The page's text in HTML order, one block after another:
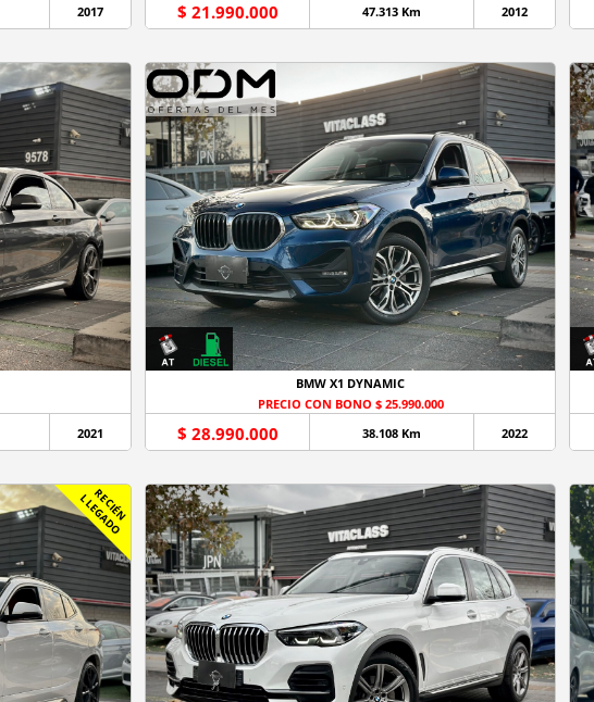
2017 $ 21.990.000 47.313 Km 2012
2021
BMW X1 DYNAMIC
PRECIO CON BONO $ 25.990.000
$ 28.990.000 38.108 Km 2022
R
E
C
I
É
N
L
L
E
G
A
D
O